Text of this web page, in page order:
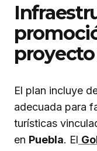
proyecto
El plan incluye
adecuada para
turísticas
en Puebla. El